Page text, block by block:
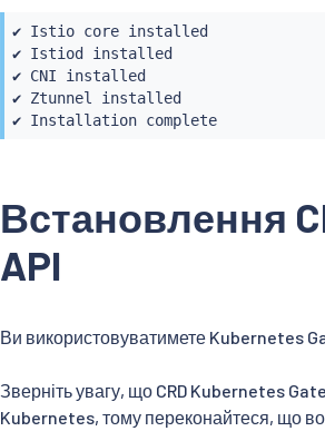
✔ Istio core installed
✔ Istiod installed
✔ CNI installed
✔ Ztunnel installed
✔ Installation complete
Встановлення
API
Ви використовуватимете Kubernetes
Зверніть увагу, що CRD Kubernetes
Kubernetes, тому переконайтеся, що